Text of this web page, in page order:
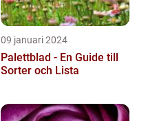
09 januari 2024
Palettblad - En Guide till
Sorter och Lista